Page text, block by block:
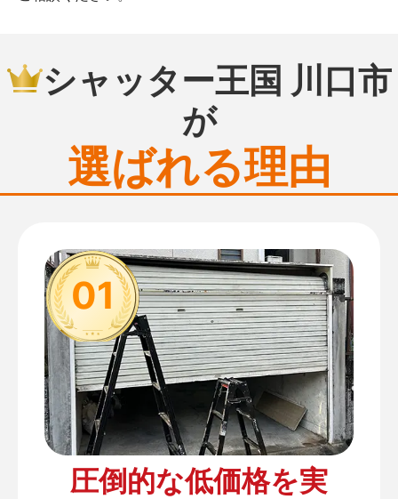
シャッター王国 川口市
が
選ばれる理由
01
圧倒的な低価格を実